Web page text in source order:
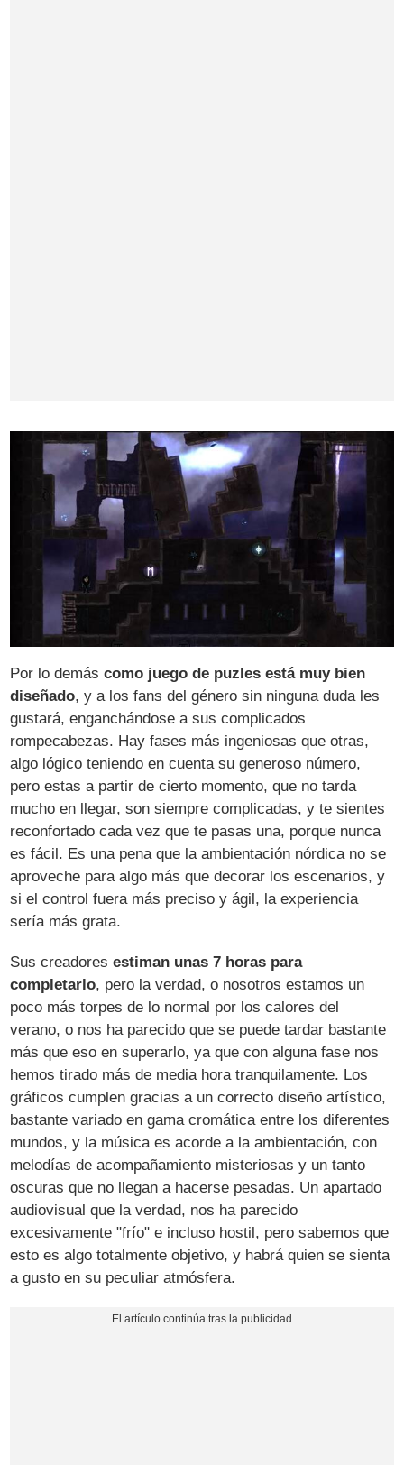
Por lo demáscomo juego de puzles está muy bien
diseñado, y a los fans del género sin ninguna duda les
gustará, enganchándose a sus complicados
rompecabezas. Hay fases más ingeniosas que otras,
algo lógico teniendo en cuenta su generoso número,
pero estas a partir de cierto momento, que no tarda
mucho en llegar, son siempre complicadas, y te sientes
reconfortado cada vez que te pasas una, porque nunca
es fácil. Es una pena que la ambientación nórdica no se
aproveche para algo más que decorar los escenarios, y
si el control fuera más preciso y ágil, la experiencia
sería más grata.
Sus creadoresestiman unas 7 horas para
completarlo, pero la verdad, o nosotros estamos un
poco más torpes de lo normal por los calores del
verano, o nos ha parecido que se puede tardar bastante
más que eso en superarlo, ya que con alguna fase nos
hemos tirado más de media hora tranquilamente. Los
gráficos cumplen gracias a un correcto diseño artístico,
bastante variado en gama cromática entre los diferentes
mundos, y la música es acorde a la ambientación, con
melodías de acompañamiento misteriosas y un tanto
oscuras que no llegan a hacerse pesadas. Un apartado
audiovisual que la verdad, nos ha parecido
excesivamente "frío" e incluso hostil, pero sabemos que
esto es algo totalmente objetivo, y habrá quien se sienta
a gusto en su peculiar atmósfera.